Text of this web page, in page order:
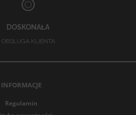
z bokserkami,
męskiej.
DOSKONAŁA
OBSŁUGA KLIENTA
INFORMACJE
Regulamin